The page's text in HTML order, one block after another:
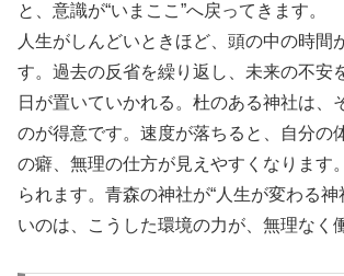
と、意識が“いまここ”へ戻ってきます。
人生がしんどいときほど、頭の中の時間
す。過去の反省を繰り返し、未来の不安
日が置いていかれる。杜のある神社は、
のが得意です。速度が落ちると、自分の
の癖、無理の仕方が見えやすくなります
られます。青森の神社が“人生が変わる神
いのは、こうした環境の力が、無理なく